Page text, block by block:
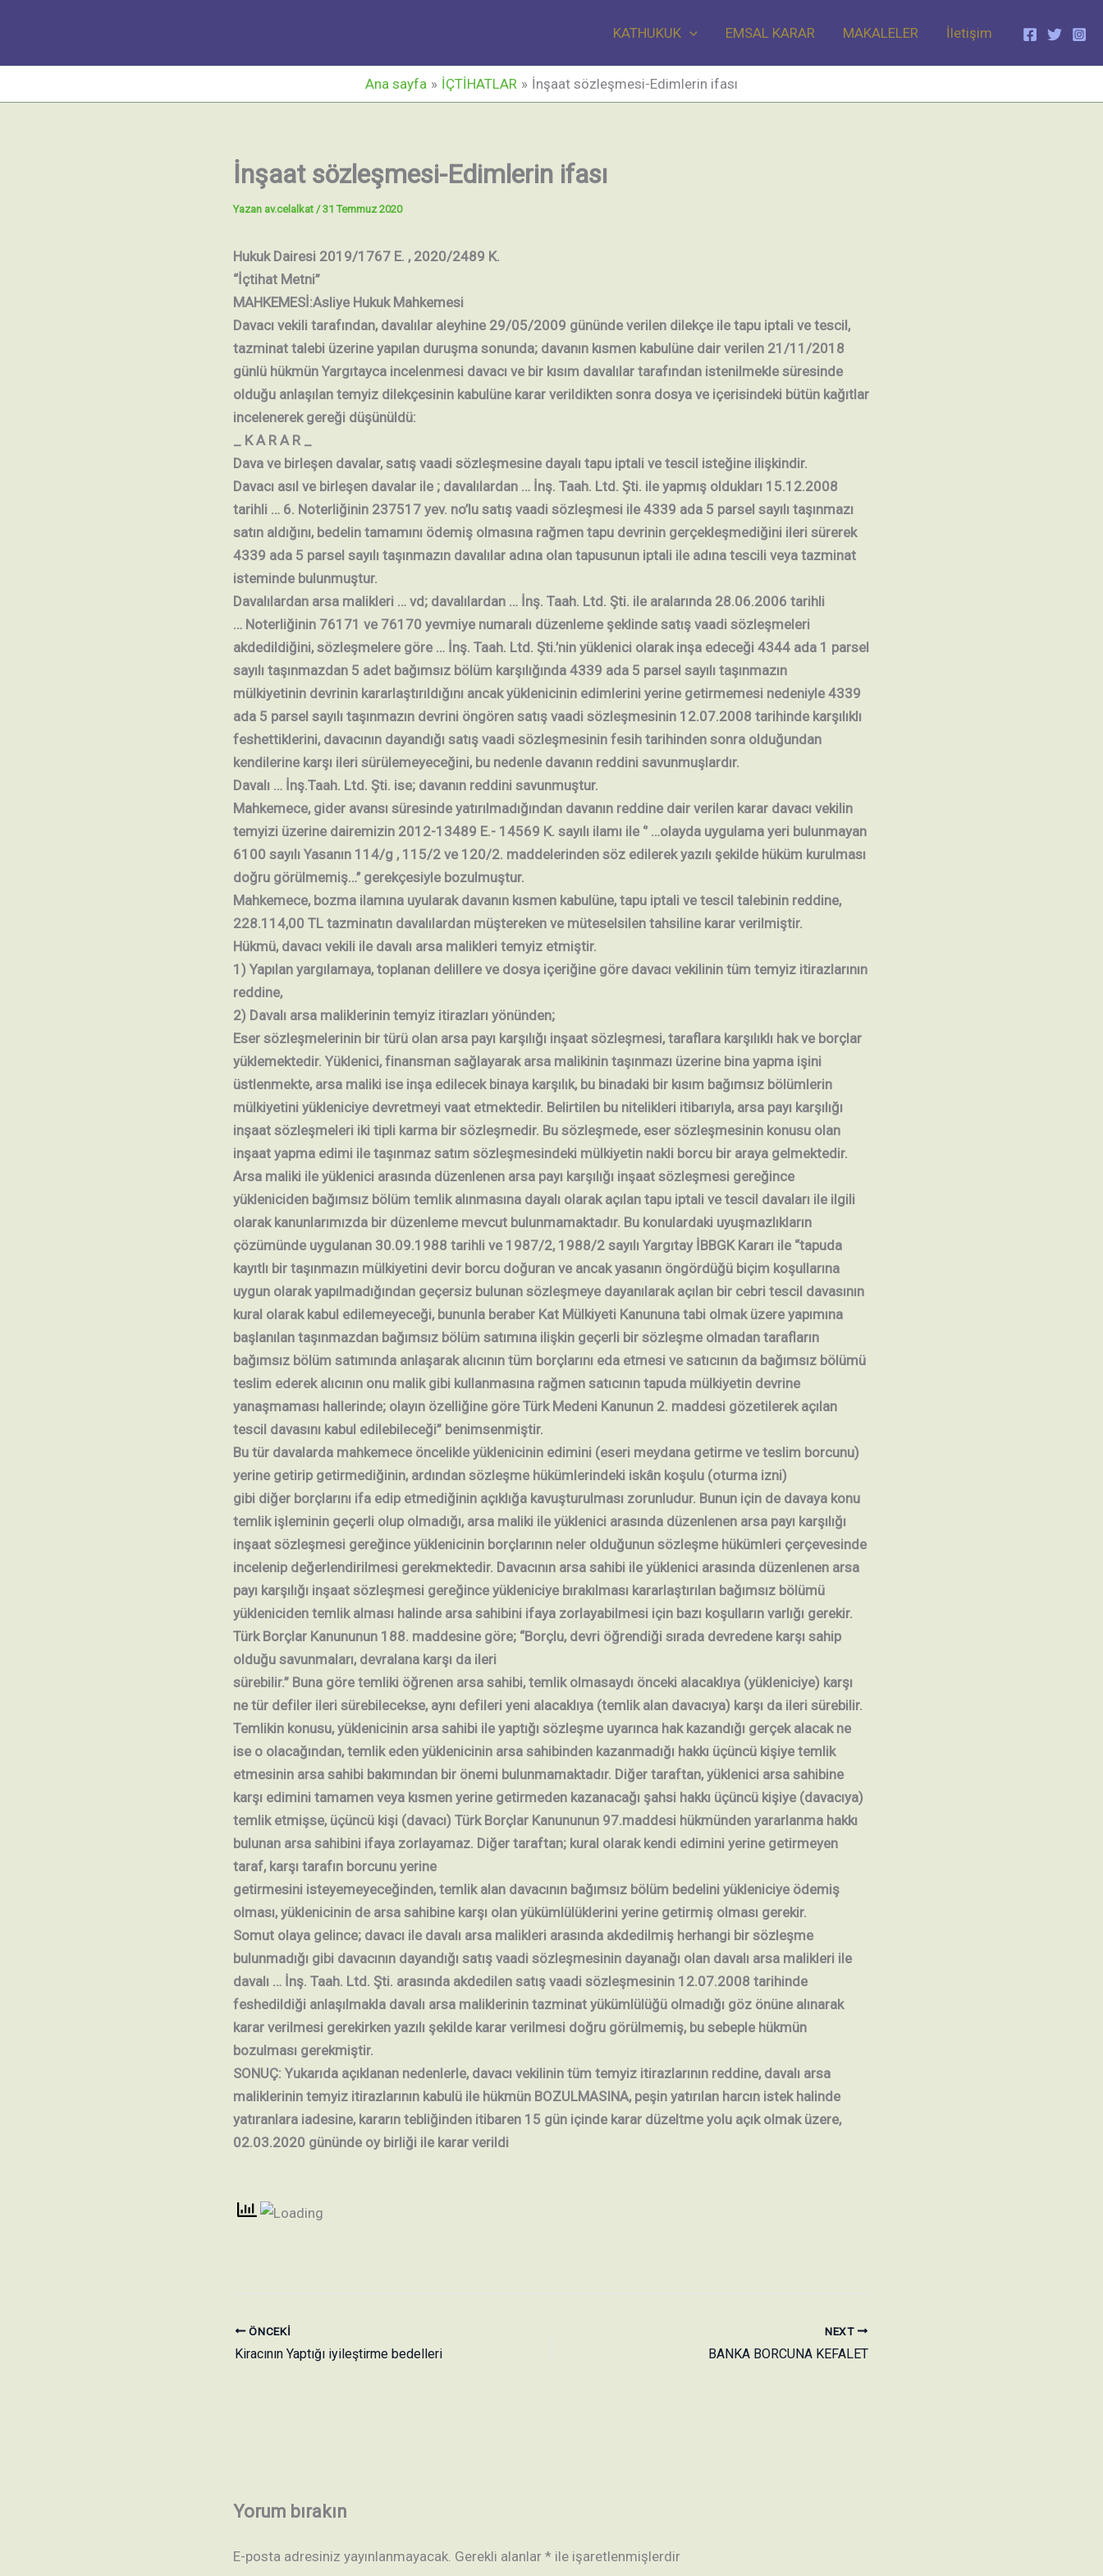
KATHUKUK EMSAL KARAR MAKALELER İletişim
Ana sayfa İÇTİHATLAR İnşaat sözleşmesi-Edimlerin ifası
İnşaat sözleşmesi-Edimlerin ifası
Yazan av.celalkat /31 Temmuz 2020
Hukuk Dairesi 2019/1767 E. , 2020/2489 K.
“İçtihat Metni”
MAHKEMESİ:Asliye Hukuk Mahkemesi
Davacı vekili tarafından, davalılar aleyhine 29/05/2009 gününde verilen dilekçe ile tapu iptali ve tescil,
tazminat talebi üzerine yapılan duruşma sonunda; davanın kısmen kabulüne dair verilen 21/11/2018
günlü hükmün Yargıtayca incelenmesi davacı ve bir kısım davalılar tarafından istenilmekle süresinde
olduğu anlaşılan temyiz dilekçesinin kabulüne karar verildikten sonra dosya ve içerisindeki bütün kağıtlar
incelenerek gereği düşünüldü:
_ K A R A R _
Dava ve birleşen davalar, satış vaadi sözleşmesine dayalı tapu iptali ve tescil isteğine ilişkindir.
Davacı asıl ve birleşen davalar ile ; davalılardan … İnş. Taah. Ltd. Şti. ile yapmış oldukları 15.12.2008
tarihli … 6. Noterliğinin 237517 yev. no’lu satış vaadi sözleşmesi ile 4339 ada 5 parsel sayılı taşınmazı
satın aldığını, bedelin tamamını ödemiş olmasına rağmen tapu devrinin gerçekleşmediğini ileri sürerek
4339 ada 5 parsel sayılı taşınmazın davalılar adına olan tapusunun iptali ile adına tescili veya tazminat
isteminde bulunmuştur.
Davalılardan arsa malikleri … vd; davalılardan … İnş. Taah. Ltd. Şti. ile aralarında 28.06.2006 tarihli
… Noterliğinin 76171 ve 76170 yevmiye numaralı düzenleme şeklinde satış vaadi sözleşmeleri
akdedildiğini, sözleşmelere göre … İnş. Taah. Ltd. Şti.’nin yüklenici olarak inşa edeceği 4344 ada 1 parsel
sayılı taşınmazdan 5 adet bağımsız bölüm karşılığında 4339 ada 5 parsel sayılı taşınmazın
mülkiyetinin devrinin kararlaştırıldığını ancak yüklenicinin edimlerini yerine getirmemesi nedeniyle 4339
ada 5 parsel sayılı taşınmazın devrini öngören satış vaadi sözleşmesinin 12.07.2008 tarihinde karşılıklı
feshettiklerini, davacının dayandığı satış vaadi sözleşmesinin fesih tarihinden sonra olduğundan
kendilerine karşı ileri sürülemeyeceğini, bu nedenle davanın reddini savunmuşlardır.
Davalı … İnş.Taah. Ltd. Şti. ise; davanın reddini savunmuştur.
Mahkemece, gider avansı süresinde yatırılmadığından davanın reddine dair verilen karar davacı vekilin
temyizi üzerine dairemizin 2012-13489 E.- 14569 K. sayılı ilamı ile ‘’ …olayda uygulama yeri bulunmayan
6100 sayılı Yasanın 114/g , 115/2 ve 120/2. maddelerinden söz edilerek yazılı şekilde hüküm kurulması
doğru görülmemiş…’’ gerekçesiyle bozulmuştur.
Mahkemece, bozma ilamına uyularak davanın kısmen kabulüne, tapu iptali ve tescil talebinin reddine,
228.114,00 TL tazminatın davalılardan müştereken ve müteselsilen tahsiline karar verilmiştir.
Hükmü, davacı vekili ile davalı arsa malikleri temyiz etmiştir.
1) Yapılan yargılamaya, toplanan delillere ve dosya içeriğine göre davacı vekilinin tüm temyiz itirazlarının
reddine,
2) Davalı arsa maliklerinin temyiz itirazları yönünden;
Eser sözleşmelerinin bir türü olan arsa payı karşılığı inşaat sözleşmesi, taraflara karşılıklı hak ve borçlar
yüklemektedir. Yüklenici, finansman sağlayarak arsa malikinin taşınmazı üzerine bina yapma işini
üstlenmekte, arsa maliki ise inşa edilecek binaya karşılık, bu binadaki bir kısım bağımsız bölümlerin
mülkiyetini yükleniciye devretmeyi vaat etmektedir. Belirtilen bu nitelikleri itibarıyla, arsa payı karşılığı
inşaat sözleşmeleri iki tipli karma bir sözleşmedir. Bu sözleşmede, eser sözleşmesinin konusu olan
inşaat yapma edimi ile taşınmaz satım sözleşmesindeki mülkiyetin nakli borcu bir araya gelmektedir.
Arsa maliki ile yüklenici arasında düzenlenen arsa payı karşılığı inşaat sözleşmesi gereğince
yükleniciden bağımsız bölüm temlik alınmasına dayalı olarak açılan tapu iptali ve tescil davaları ile ilgili
olarak kanunlarımızda bir düzenleme mevcut bulunmamaktadır. Bu konulardaki uyuşmazlıkların
çözümünde uygulanan 30.09.1988 tarihli ve 1987/2, 1988/2 sayılı Yargıtay İBBGK Kararı ile “tapuda
kayıtlı bir taşınmazın mülkiyetini devir borcu doğuran ve ancak yasanın öngördüğü biçim koşullarına
uygun olarak yapılmadığından geçersiz bulunan sözleşmeye dayanılarak açılan bir cebri tescil davasının
kural olarak kabul edilemeyeceği, bununla beraber Kat Mülkiyeti Kanununa tabi olmak üzere yapımına
başlanılan taşınmazdan bağımsız bölüm satımına ilişkin geçerli bir sözleşme olmadan tarafların
bağımsız bölüm satımında anlaşarak alıcının tüm borçlarını eda etmesi ve satıcının da bağımsız bölümü
teslim ederek alıcının onu malik gibi kullanmasına rağmen satıcının tapuda mülkiyetin devrine
yanaşmaması hallerinde; olayın özelliğine göre Türk Medeni Kanunun 2. maddesi gözetilerek açılan
tescil davasını kabul edilebileceği” benimsenmiştir.
Bu tür davalarda mahkemece öncelikle yüklenicinin edimini (eseri meydana getirme ve teslim borcunu)
yerine getirip getirmediğinin, ardından sözleşme hükümlerindeki iskân koşulu (oturma izni)
gibi diğer borçlarını ifa edip etmediğinin açıklığa kavuşturulması zorunludur. Bunun için de davaya konu
temlik işleminin geçerli olup olmadığı, arsa maliki ile yüklenici arasında düzenlenen arsa payı karşılığı
inşaat sözleşmesi gereğince yüklenicinin borçlarının neler olduğunun sözleşme hükümleri çerçevesinde
incelenip değerlendirilmesi gerekmektedir. Davacının arsa sahibi ile yüklenici arasında düzenlenen arsa
payı karşılığı inşaat sözleşmesi gereğince yükleniciye bırakılması kararlaştırılan bağımsız bölümü
yükleniciden temlik alması halinde arsa sahibini ifaya zorlayabilmesi için bazı koşulların varlığı gerekir.
Türk Borçlar Kanununun 188. maddesine göre; “Borçlu, devri öğrendiği sırada devredene karşı sahip
olduğu savunmaları, devralana karşı da ileri
sürebilir.” Buna göre temliki öğrenen arsa sahibi, temlik olmasaydı önceki alacaklıya (yükleniciye) karşı
ne tür defiler ileri sürebilecekse, aynı defileri yeni alacaklıya (temlik alan davacıya) karşı da ileri sürebilir.
Temlikin konusu, yüklenicinin arsa sahibi ile yaptığı sözleşme uyarınca hak kazandığı gerçek alacak ne
ise o olacağından, temlik eden yüklenicinin arsa sahibinden kazanmadığı hakkı üçüncü kişiye temlik
etmesinin arsa sahibi bakımından bir önemi bulunmamaktadır. Diğer taraftan, yüklenici arsa sahibine
karşı edimini tamamen veya kısmen yerine getirmeden kazanacağı şahsi hakkı üçüncü kişiye (davacıya)
temlik etmişse, üçüncü kişi (davacı) Türk Borçlar Kanununun 97.maddesi hükmünden yararlanma hakkı
bulunan arsa sahibini ifaya zorlayamaz. Diğer taraftan; kural olarak kendi edimini yerine getirmeyen
taraf, karşı tarafın borcunu yerine
getirmesini isteyemeyeceğinden, temlik alan davacının bağımsız bölüm bedelini yükleniciye ödemiş
olması, yüklenicinin de arsa sahibine karşı olan yükümlülüklerini yerine getirmiş olması gerekir.
Somut olaya gelince; davacı ile davalı arsa malikleri arasında akdedilmiş herhangi bir sözleşme
bulunmadığı gibi davacının dayandığı satış vaadi sözleşmesinin dayanağı olan davalı arsa malikleri ile
davalı … İnş. Taah. Ltd. Şti. arasında akdedilen satış vaadi sözleşmesinin 12.07.2008 tarihinde
feshedildiği anlaşılmakla davalı arsa maliklerinin tazminat yükümlülüğü olmadığı göz önüne alınarak
karar verilmesi gerekirken yazılı şekilde karar verilmesi doğru görülmemiş, bu sebeple hükmün
bozulması gerekmiştir.
SONUÇ: Yukarıda açıklanan nedenlerle, davacı vekilinin tüm temyiz itirazlarının reddine, davalı arsa
maliklerinin temyiz itirazlarının kabulü ile hükmün BOZULMASINA, peşin yatırılan harcın istek halinde
yatıranlara iadesine, kararın tebliğinden itibaren 15 gün içinde karar düzeltme yolu açık olmak üzere,
02.03.2020 gününde oy birliği ile karar verildi
ÖNCEKI
Kiracının Yaptığı iyileştirme bedelleri
NEXT
BANKA BORCUNA KEFALET
Yorum bırakın
E-posta adresiniz yayınlanmayacak. Gerekli alanlar * ile işaretlenmişlerdir